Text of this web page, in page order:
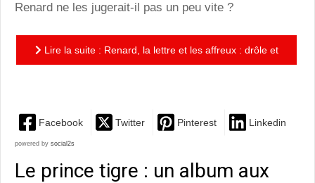
Renard ne les jugerait-il pas un peu vite ?
Lire la suite : Renard, la lettre et les affreux : drôle et
Facebook Twitter Pinterest Linkedin
powered by social2s
Le prince tigre : un album aux